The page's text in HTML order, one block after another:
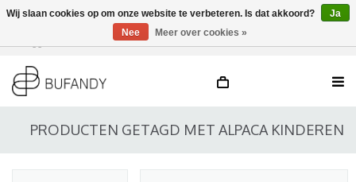
DE / EN
PRODUCTEN GETAGD MET ALPACA KINDEREN
Wij slaan cookies op om onze website te verbeteren. Is dat akkoord?
Ja
Nee
Meer over cookies »